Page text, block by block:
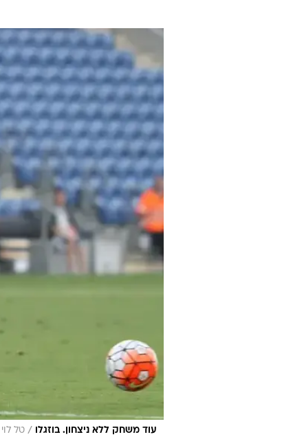
עוד משחק ללא ניצחון. בוזגלו / טל לוי